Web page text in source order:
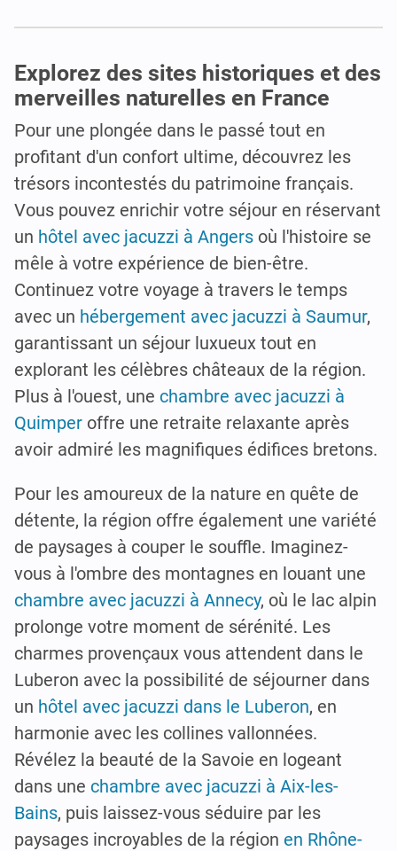
Explorez des sites historiques et des
merveilles naturelles en France
Pour une plongée dans le passé tout en
profitant d'un confort ultime, découvrez les
trésors incontestés du patrimoine français.
Vous pouvez enrichir votre séjour en réservant
un hôtel avec jacuzzi à Angers où l'histoire se
mêle à votre expérience de bien-être.
Continuez votre voyage à travers le temps
avec un hébergement avec jacuzzi à Saumur,
garantissant un séjour luxueux tout en
explorant les célèbres châteaux de la région.
Plus à l'ouest, une chambre avec jacuzzi à
Quimper offre une retraite relaxante après
avoir admiré les magnifiques édifices bretons.
Pour les amoureux de la nature en quête de
détente, la région offre également une variété
de paysages à couper le souffle. Imaginez-
vous à l'ombre des montagnes en louant une
chambre avec jacuzzi à Annecy, où le lac alpin
prolonge votre moment de sérénité. Les
charmes provençaux vous attendent dans le
Luberon avec la possibilité de séjourner dans
un hôtel avec jacuzzi dans le Luberon, en
harmonie avec les collines vallonnées.
Révélez la beauté de la Savoie en logeant
dans une chambre avec jacuzzi à Aix-les-
Bains, puis laissez-vous séduire par les
paysages incroyables de la région en Rhône-